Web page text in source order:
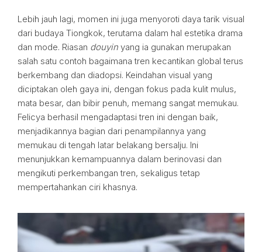
Lebih jauh lagi, momen ini juga menyoroti daya tarik visual
dari budaya Tiongkok, terutama dalam hal estetika drama
dan mode. Riasan douyin yang ia gunakan merupakan
salah satu contoh bagaimana tren kecantikan global terus
berkembang dan diadopsi. Keindahan visual yang
diciptakan oleh gaya ini, dengan fokus pada kulit mulus,
mata besar, dan bibir penuh, memang sangat memukau.
Felicya berhasil mengadaptasi tren ini dengan baik,
menjadikannya bagian dari penampilannya yang
memukau di tengah latar belakang bersalju. Ini
menunjukkan kemampuannya dalam berinovasi dan
mengikuti perkembangan tren, sekaligus tetap
mempertahankan ciri khasnya.